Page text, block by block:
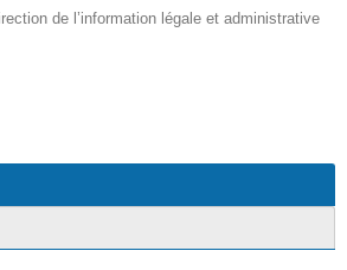
de l’information légale et administrative